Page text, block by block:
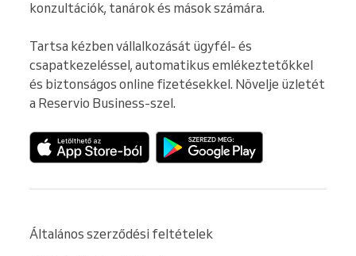
konzultációk, tanárok és mások számára.
Tartsa kézben vállalkozását ügyfél- és
csapatkezeléssel, automatikus emlékeztetőkkel
és biztonságos online fizetésekkel. Növelje üzletét
a Reservio Business-szel.
Általános szerződési feltételek